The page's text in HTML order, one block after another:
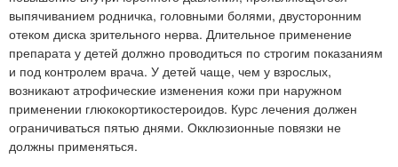
выпячиванием родничка, головными болями, двусторонним
отеком диска зрительного нерва. Длительное применение
препарата у детей должно проводиться по строгим показаниям
и под контролем врача. У детей чаще, чем у взрослых,
возникают атрофические изменения кожи при наружном
применении глюкокортикостероидов. Курс лечения должен
ограничиваться пятью днями. Окклюзионные повязки не
должны применяться.